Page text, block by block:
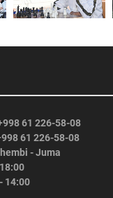
61 226-58-08
61 226-58-08
- Juma
14:00